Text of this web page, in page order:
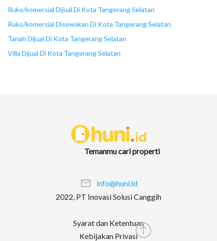
Ruko/komersial Dijual Di Kota Tangerang Selatan
Ruko/komersial Disewakan Di Kota Tangerang Selatan
Tanah Dijual Di Kota Tangerang Selatan
Villa Dijual Di Kota Tangerang Selatan
Temanmu cari properti
info@huni.id
2022, PT Inovasi Solusi Canggih
Syarat dan Ketentuan
Kebijakan Privasi